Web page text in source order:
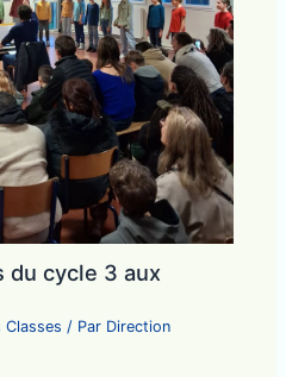
du cycle 3 aux
Classes / Par Direction